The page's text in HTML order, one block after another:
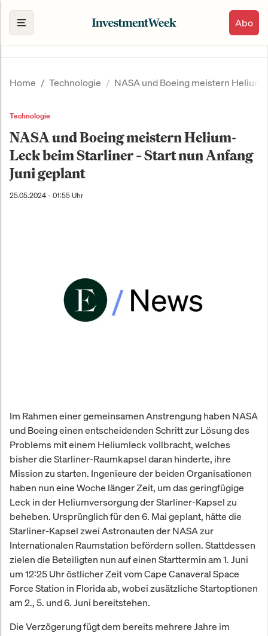
Abo
Home Technologie NASA und Boeing meistern
Technologie
NASA und Boeing meistern Helium-
Leck beim Starliner – Start nun Anfang
Juni geplant
25.05.2024 - 01:55 Uhr
Im Rahmen einer gemeinsamen Anstrengung haben NASA
und Boeing einen entscheidenden Schritt zur Lösung des
Problems mit einem Heliumleck vollbracht, welches
bisher die Starliner-Raumkapsel daran hinderte, ihre
Mission zu starten. Ingenieure der beiden Organisationen
haben nun eine Woche länger Zeit, um das geringfügige
Leck in der Heliumversorgung der Starliner-Kapsel zu
beheben. Ursprünglich für den 6. Mai geplant, hätte die
Starliner-Kapsel zwei Astronauten der NASA zur
Internationalen Raumstation befördern sollen. Stattdessen
zielen die Beteiligten nun auf einen Starttermin am 1. Juni
um 12:25 Uhr östlicher Zeit vom Cape Canaveral Space
Force Station in Florida ab, wobei zusätzliche Startoptionen
am 2., 5. und 6. Juni bereitstehen.
Die Verzögerung fügt dem bereits mehrere Jahre im